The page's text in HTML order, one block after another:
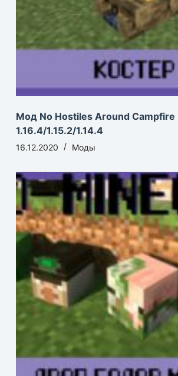
Мод No Hostiles Around Campfire
1.16.4/1.15.2/1.14.4
16.12.2020 Моды